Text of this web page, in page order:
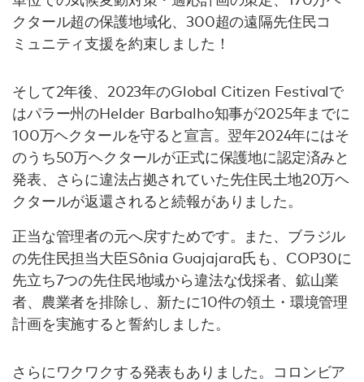
クタール超の保護地域化、300超の遠隔先住民コ
ミュニティ支援を約束しました！
そして2年後、2023年のGlobal Citizen Festivalで
はパラー州のHelder Barbalho知事が2025年までに
100万ヘクタールを守ると宣言。翌年2024年にはそ
のうち50万ヘクタールが正式に保護地に認定済みと
発表、さらに違法占拠されていた先住民土地20万ヘ
クタールが返還されると続報がありました。
正当な管理者の元へ戻すためです。また、ブラジル
の先住民担当大臣Sônia Guajajara氏も、COP30に
先立ち7つの先住民地域から違法な伐採者、鉱山業
者、農業者を排除し、新たに10件の領土・環境管理
計画を実施すると誓約しました。
さらにワクワクする発表もありました。コロンビア